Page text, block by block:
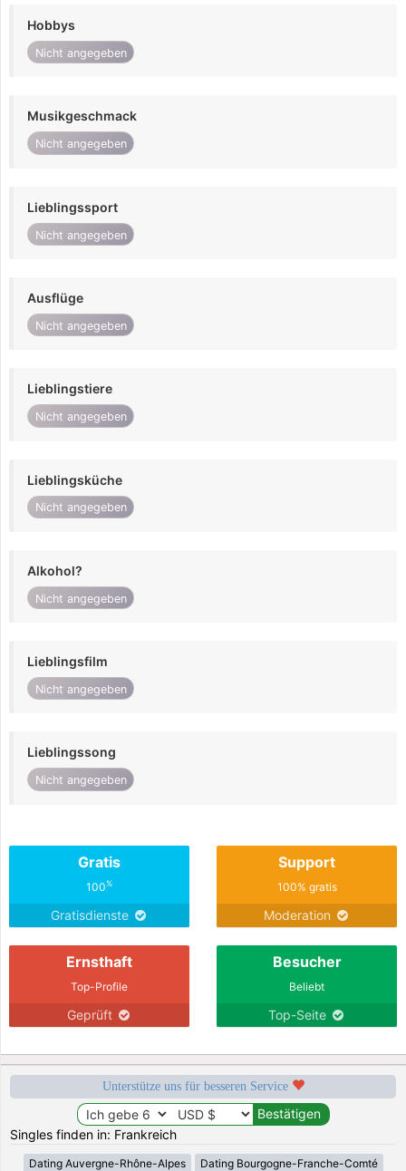
Hobbys
Nicht angegeben
Musikgeschmack
Nicht angegeben
Lieblingssport
Nicht angegeben
Ausflüge
Nicht angegeben
Lieblingstiere
Nicht angegeben
Lieblingsküche
Nicht angegeben
Alkohol?
Nicht angegeben
Lieblingsfilm
Nicht angegeben
Lieblingssong
Nicht angegeben
Gratis
100%
Gratisdienste
Support
100% gratis
Moderation
Ernsthaft
Top-Profile
Geprüft
Besucher
Beliebt
Top-Seite
Unterstütze uns für besseren Service
Singles finden in: Frankreich
Dating Auvergne-Rhône-Alpes Dating Bourgogne-Franche-Comté